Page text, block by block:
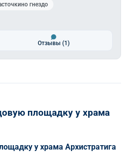
гнездо
Отзывы(1)
площадку у храма
у храма Архистратига